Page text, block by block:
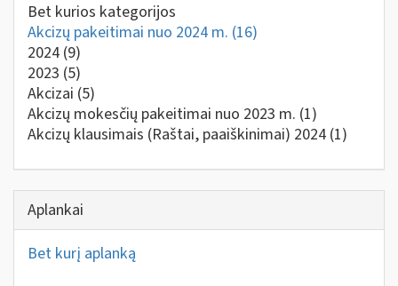
Bet kurios kategorijos
Akcizų pakeitimai nuo 2024 m. (16)
2024 (9)
2023 (5)
Akcizai (5)
Akcizų mokesčių pakeitimai nuo 2023 m. (1)
Akcizų klausimais (Raštai, paaiškinimai) 2024 (1)
Aplankai
Bet kurį aplanką